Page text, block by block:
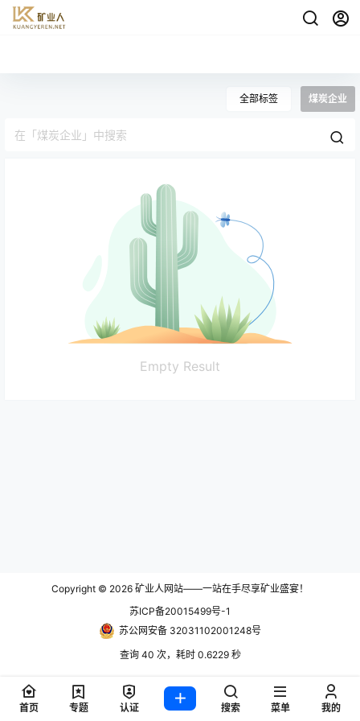
全部标签 煤炭企业
Empty Result
Copyright © 2026 矿业人网站——一站在手尽享矿业盛宴！
苏ICP备20015499号-1
苏公网安备 32031102001248号
查询 40 次，耗时 0.6229 秒
首页 专题 认证 搜索 菜单 我的